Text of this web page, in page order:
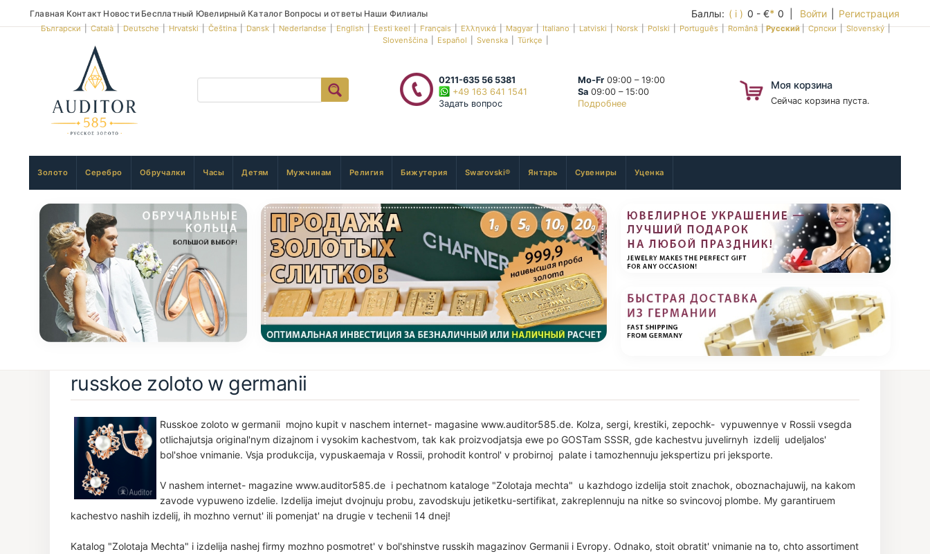
Главная Контакт Новости Бесплатный Ювелирный Каталог Вопросы и ответы Наши Филиалы Баллы: ( i ) 0 - €* 0 | Войти Регистрация
Български|Català|Deutsche|Hrvatski|Čeština|Dansk|Nederlandse|English|Eesti keel|Français|Ελληνικά|Magyar|Italiano|Latviski|Norsk|Polski|Português|Română|Русский|Српски|Slovenský|
Slovenščina
Español Svenska Türkçe
0211-635 56 5381
+49 163 641 1541
Задать вопрос
Mo-Fr09:00 – 19:00
Sa09:00 – 15:00
Подробнее
Моя корзина
Сейчас корзина пуста.
Золото Серебро Обручалки Часы Детям Мужчинам Религия Бижутерия Swarovski® Янтарь Сувениры Уценка
russkoe zoloto w germanii
Russkoe zoloto w germanii mojno kupit v naschem internet- magasine www.auditor585.de. Kolza, sergi, krestiki, zepochk- vypuwennye v Rossii vsegda
otlichajutsja original'nym dizajnom i vysokim kachestvom, tak kak proizvodjatsja ewe po GOSTam SSSR, gde kachestvu juvelirnyh izdelij udeljalos'
bol'shoe vnimanie. Vsja produkcija, vypuskaemaja v Rossii, prohodit kontrol' v probirnoj palate i tamozhennuju jekspertizu pri jeksporte.
V nashem internet- magazine www.auditor585.de i pechatnom kataloge "Zolotaja mechta" u kazhdogo izdelija stoit znachok, oboznachajuwij, na kakom
zavode vypuweno izdelie. Izdelija imejut dvojnuju probu, zavodskuju jetiketku-sertifikat, zakreplennuju na nitke so svincovoj plombe. My garantiruem
kachestvo nashih izdelij, ih mozhno vernut' ili pomenjat' na drugie v techenii 14 dnej!
Katalog "Zolotaja Mechta" i izdelija nashej firmy mozhno posmotret' v bol'shinstve russkih magazinov Germanii i Evropy. Odnako, stoit obratit' vnimanie na to, chto assortiment